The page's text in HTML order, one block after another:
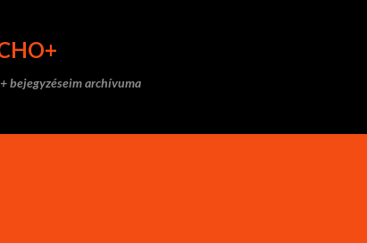
bejegyzéseim archívuma